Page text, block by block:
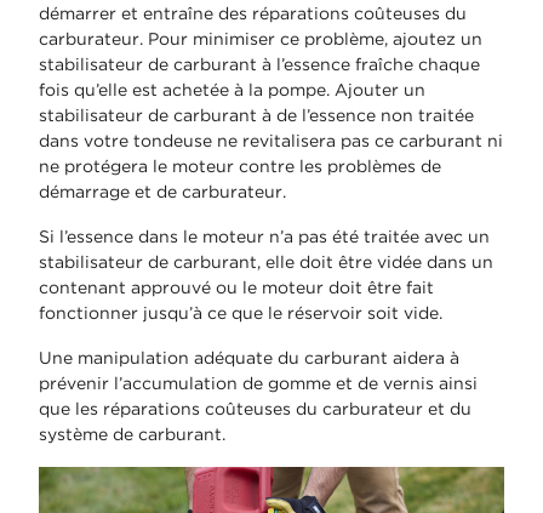
démarrer et entraîne des réparations coûteuses du
carburateur. Pour minimiser ce problème, ajoutez un
stabilisateur de carburant à l’essence fraîche chaque
fois qu’elle est achetée à la pompe. Ajouter un
stabilisateur de carburant à de l’essence non traitée
dans votre tondeuse ne revitalisera pas ce carburant ni
ne protégera le moteur contre les problèmes de
démarrage et de carburateur.
Si l’essence dans le moteur n’a pas été traitée avec un
stabilisateur de carburant, elle doit être vidée dans un
contenant approuvé ou le moteur doit être fait
fonctionner jusqu’à ce que le réservoir soit vide.
Une manipulation adéquate du carburant aidera à
prévenir l’accumulation de gomme et de vernis ainsi
que les réparations coûteuses du carburateur et du
système de carburant.